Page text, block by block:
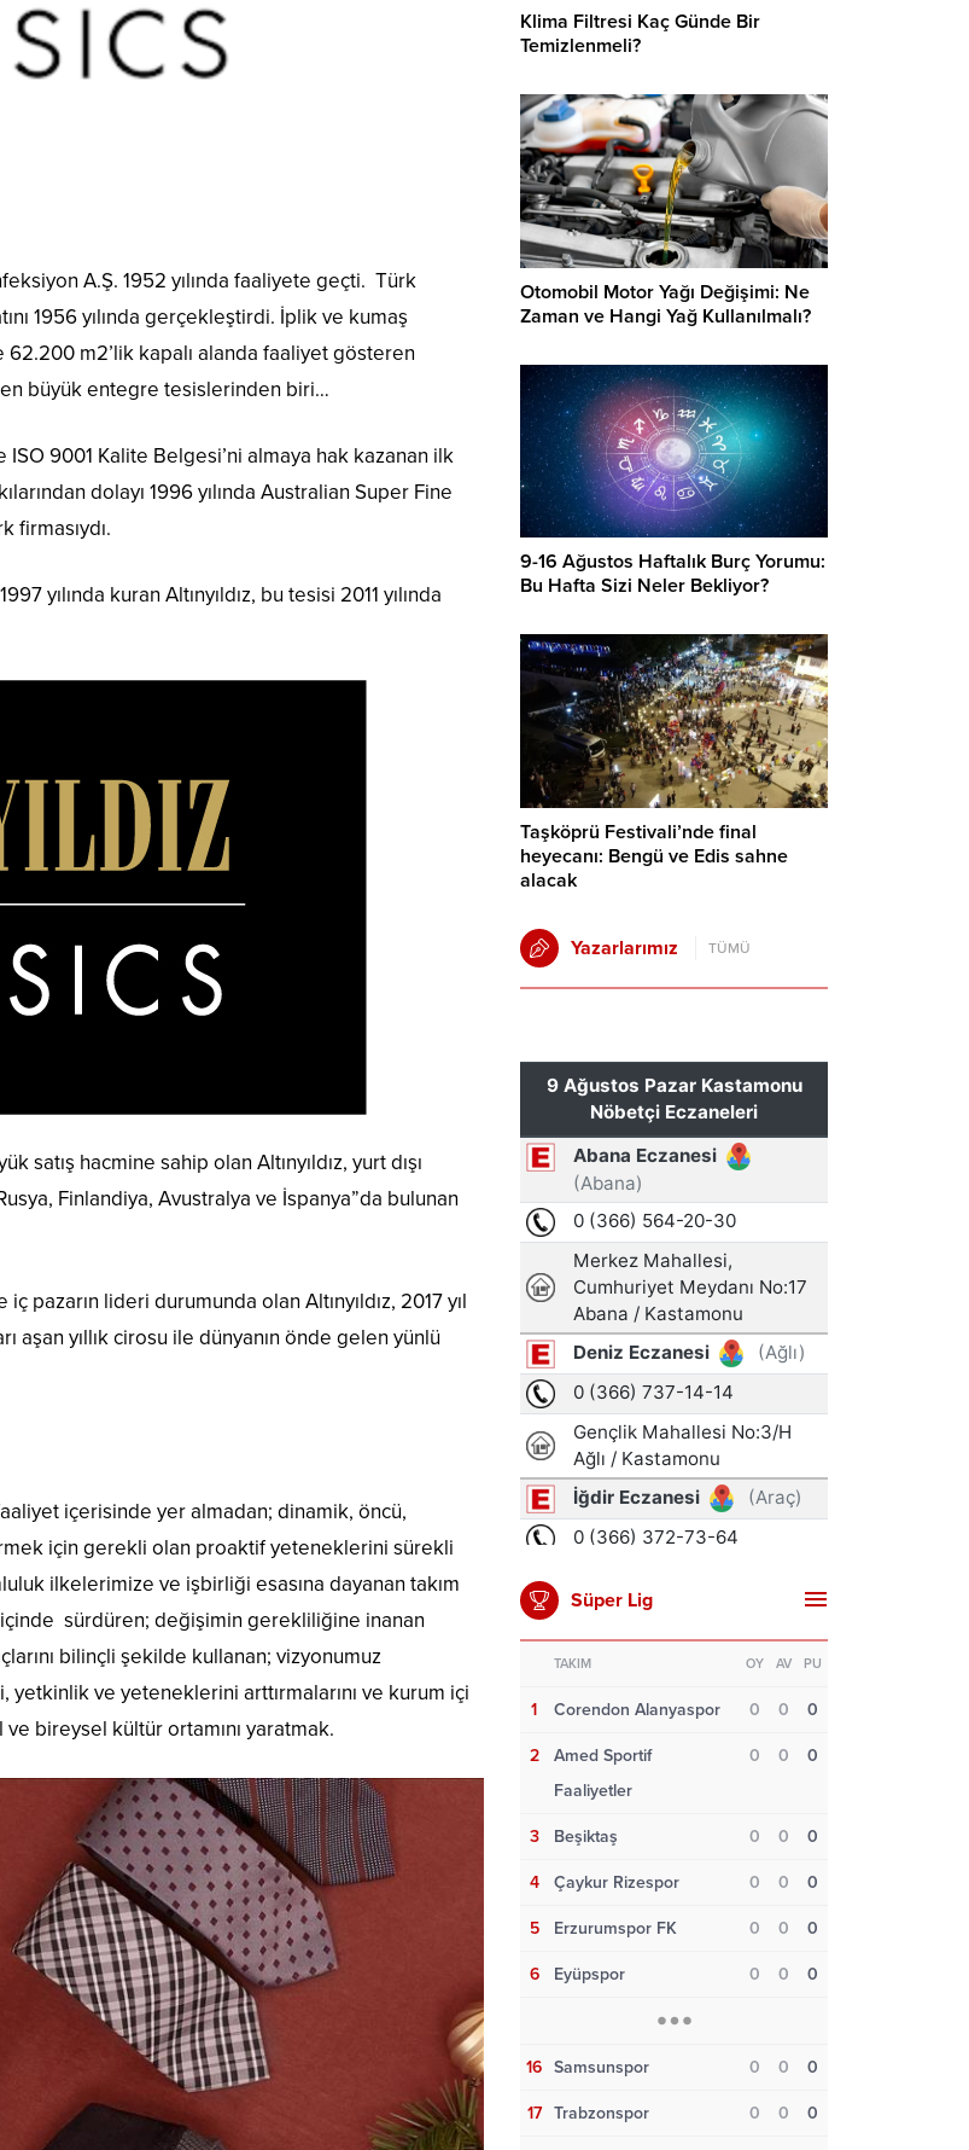
A.Ş. 1952 yılında faaliyete geçti. Türk
1956 yılında gerçekleştirdi. İplik ve kumaş
m2’lik kapalı alanda faaliyet gösteren
en büyük entegre tesislerinden biri…
ISO 9001 Kalite Belgesi’ni almaya hak kazanan ilk
dolayı 1996 yılında Australian Super Fine
firmasıydı.
yılında kuran Altınyıldız, bu tesisi 2011 yılında
hacmine sahip olan Altınyıldız, yurt dışı
Finlandiya, Avustralya ve İspanya”da bulunan
pazarın lideri durumunda olan Altınyıldız, 2017 yıl
aşan yıllık cirosu ile dünyanın önde gelen yünlü
içerisinde yer almadan; dinamik, öncü,
için gerekli olan proaktif yeteneklerini sürekli
ilkelerimize ve işbirliği esasına dayanan takım
içinde sürdüren; değişimin gerekliliğine inanan
bilinçli şekilde kullanan; vizyonumuz
yetkinlik ve yeteneklerini arttırmalarını ve kurum içi
bireysel kültür ortamını yaratmak.
Klima Filtresi Kaç Günde Bir
Temizlenmeli?
Otomobil Motor Yağı Değişimi: Ne
Zaman ve Hangi Yağ Kullanılmalı?
9-16 Ağustos Haftalık Burç Yorumu:
Bu Hafta Sizi Neler Bekliyor?
Taşköprü Festivali’nde final
heyecanı: Bengü ve Edis sahne
alacak
Yazarlarımız TÜMÜ
Süper Lig
TAKIM OY AV PU
1 Corendon Alanyaspor 0 0 0
2
Amed Sportif
Faaliyetler
0 0 0
3 Beşiktaş 0 0 0
4 Çaykur Rizespor 0 0 0
5 Erzurumspor FK 0 0 0
6 Eyüpspor 0 0 0
16 Samsunspor 0 0 0
17 Trabzonspor 0 0 0